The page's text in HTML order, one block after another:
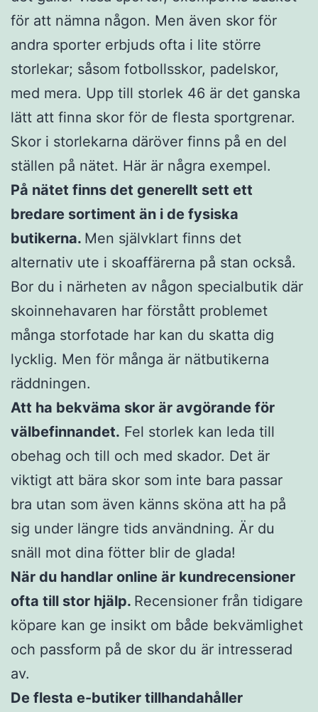
för att nämna någon. Men även skor för
andra sporter erbjuds ofta i lite större
storlekar; såsom fotbollsskor, padelskor,
med mera. Upp till storlek 46 är det ganska
lätt att finna skor för de flesta sportgrenar.
Skor i storlekarna däröver finns på en del
ställen på nätet. Här är några exempel.
På nätet finns det generellt sett ett
bredare sortiment än i de fysiska
butikerna. Men självklart finns det
alternativ ute i skoaffärerna på stan också.
Bor du i närheten av någon specialbutik där
skoinnehavaren har förstått problemet
många storfotade har kan du skatta dig
lycklig. Men för många är nätbutikerna
räddningen.
Att ha bekväma skor är avgörande för
välbefinnandet. Fel storlek kan leda till
obehag och till och med skador. Det är
viktigt att bära skor som inte bara passar
bra utan som även känns sköna att ha på
sig under längre tids användning. Är du
snäll mot dina fötter blir de glada!
När du handlar online är kundrecensioner
ofta till stor hjälp. Recensioner från tidigare
köpare kan ge insikt om både bekvämlighet
och passform på de skor du är intresserad
av.
De flesta e-butiker tillhandahåller